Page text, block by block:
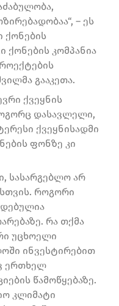
– ეს
ქონების
ქონების კომპანია
გააკეთა.
ქვეყნის
დასავლელი,
ქვეყნისადმი
ფონზე კი
სასარგებლო არ
როგორი
რა თქმა
უცხოელი
ინვესტირებით
ერთხელ
წამოწყებაზე.
კლიმატი